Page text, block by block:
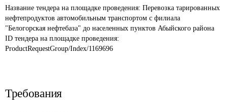
Название тендера на площадке проведения: Перевозка тарированных
нефтепродуктов автомобильным транспортом с филиала
"Белогорская нефтебаза" до населенных пунктов Абыйского района
ID тендера на площадке проведения:
ProductRequestGroup/Index/1169696
Требования